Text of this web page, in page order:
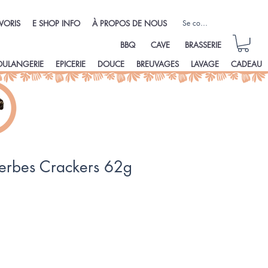
E SHOP INFO À PROPOS DE NOUS Se connecter
BBQ CAVE
BRASSERIE
EPICERIE DOUCE BREUVAGES LAVAGE CADEAU
Crackers 62g